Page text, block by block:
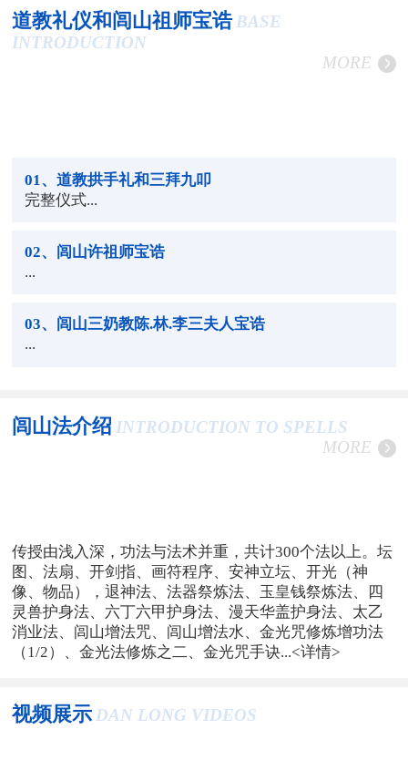
道教礼仪和闾山祖师宝诰 BASE
INTRODUCTION
MORE
01 、道教拱手礼和三拜九叩
完整仪式...
02、闾山许祖师宝诰
...
03、闾山三奶教陈.林.李三夫人宝诰
...
闾山法介绍 INTRODUCTION TO SPELLS
MORE
传授由浅入深，功法与法术并重，共计300个法以上。坛
图、法扇、开剑指、画符程序、安神立坛、开光（神
像、物品），退神法、法器祭炼法、玉皇钱祭炼法、四
灵兽护身法、六丁六甲护身法、漫天华盖护身法、太乙
消业法、闾山增法咒、闾山增法水、金光咒修炼增功法
（1/2）、金光法修炼之二、金光咒手诀...<详情>
视频展示 DAN LONG VIDEOS